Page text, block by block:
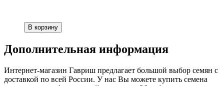
Дополнительная информация
Интернет-магазин Гавриш предлагает большой выбор семян с
доставкой по всей России. У нас Вы можете купить семена